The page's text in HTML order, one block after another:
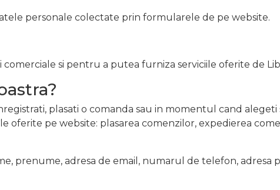
personale colectate prin formularele de pe website.
si pentru a putea furniza serviciile oferite de
plasati o comanda sau in momentul cand
pe website: plasarea comenzilor, expedierea
prenume, adresa de email, numarul de telefon, adresa